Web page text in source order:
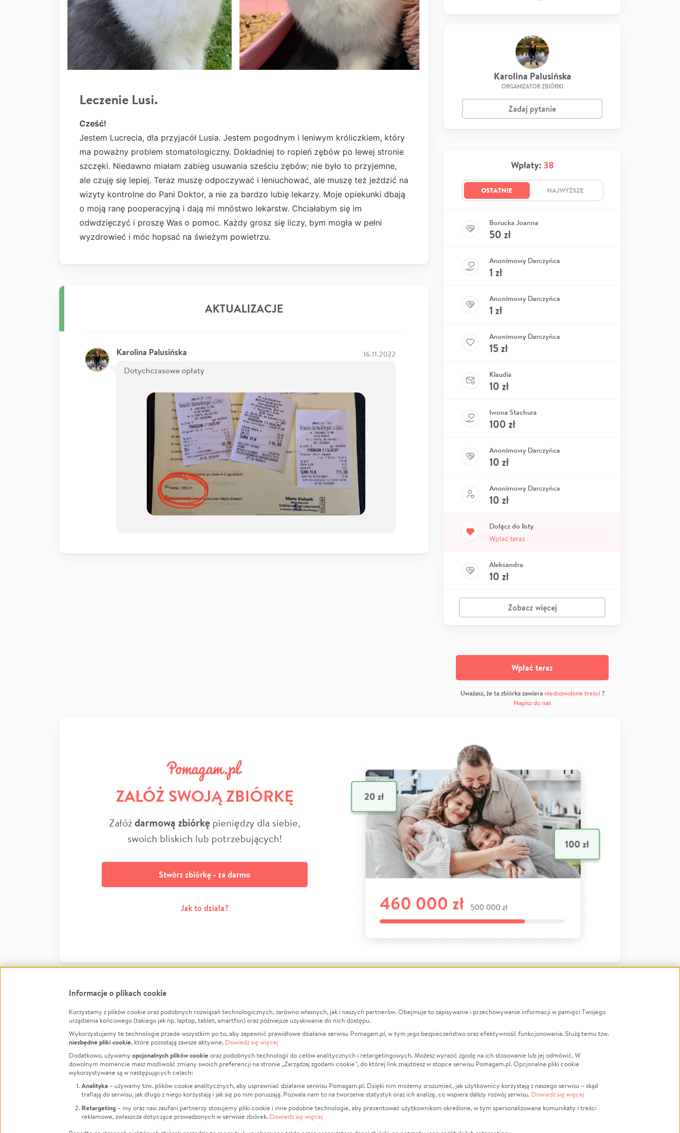
Leczenie Lusi.
Cześć!
Jestem Lucrecia, dla przyjacół Lusia. Jestem pogodnym i leniwym króliczkiem, który
ma poważny problem stomatologiczny. Dokładniej to ropień zębów po lewej stronie
szczęki. Niedawno miałam zabieg usuwania sześciu zębów; nie było to przyjemne,
ale czuję się lepiej. Teraz muszę odpoczywać i leniuchować, ale muszę też jeździć na
wizyty kontrolne do Pani Doktor, a nie za bardzo lubię lekarzy. Moje opiekunki dbają
o moją ranę pooperacyjną i dają mi mnóstwo lekarstw. Chciałabym się im
odwdzięczyć i proszę Was o pomoc. Każdy grosz się liczy, bym mogła w pełni
wyzdrowieć i móc hopsać na świeżym powietrzu.
AKTUALIZACJE
Karolina Palusińska 16.11.2022
Dotychczasowe opłaty
Karolina Palusińska
ORGANIZATOR ZBIÓRKI
Zadaj pytanie
Wpłaty: 38
OSTATNIE NAJWYŻSZE
Borucka Joanna
50 zł
Anonimowy Darczyńca
1 zł
Anonimowy Darczyńca
1 zł
Anonimowy Darczyńca
15zł
Klaudia
10 zł
Iwona Stachura
100 zł
Anonimowy Darczyńca
10 zł
Anonimowy Darczyńca
10 zł
Dołącz do listy
Wpłać teraz
Aleksandra
10 zł
Zobacz więcej
Wpłać teraz
Uważasz, że ta zbiórka zawiera niedozwolone treści?
Napisz do nas
ZAŁÓŻ SWOJĄ ZBIÓRKĘ
Załóżdarmową zbiórkępieniędzy dla siebie,
swoich bliskich lub potrzebujących!
Stwórz zbiórkę - za darmo
Jak to działa?
FacebookTwitter Instagram
LinkedInTikTok Youtube
Informacje
Jak to działa?
Regulamin
Polityka Prywatności
Kontakt
Porównanie serwisów
Polityka plików cookie
Zarządzaj zgodami cookie
O nas
Opinie
Raporty
Za darmo
Dla NGO
Fundacja Pomagam.pl
Zbieraj na
Leczenie
Zwierzęta
Pożar
Sport
Pomoc Finansowa
Pogrzeb
LGBTQ+
Powódź
Wichura
Religia
Edukacja
Informacje o plikach cookie
Korzystamy z plików cookie oraz podobnych rozwiązań technologicznych, zarówno własnych, jak i naszych partnerów. Obejmuje to zapisywanie i przechowywanie informacji w pamięci Twojego
urządzenia końcowego (takiego jak np. laptop, tablet, smartfon) oraz późniejsze uzyskiwanie do nich dostępu.
Wykorzystujemy te technologie przede wszystkim po to, aby zapewnić prawidłowe działanie serwisu Pomagam.pl, w tym jego bezpieczeństwo oraz efektywność funkcjonowania. Służą temu tzw.
niezbędne pliki cookie, które pozostają zawsze aktywne. Dowiedz się więcej
Dodatkowo, używamy opcjonalnych plików cookieoraz podobnych technologii do celów analitycznych i retargetingowych. Możesz wyrazić zgodę na ich stosowanie lub jej odmówić. W
dowolnym momencie masz możliwość zmiany swoich preferencji na stronie „Zarządzaj zgodami cookie”, do której link znajdziesz w stopce serwisu Pomagam.pl. Opcjonalne pliki cookie
wykorzystywane są w następujących celach:
Analityka – używamy tzw. plików cookie analitycznych, aby usprawniać działanie serwisu Pomagam.pl. Dzięki nim możemy zrozumieć, jak użytkownicy korzystają z naszego serwisu – skąd
trafiają do serwisu, jak długo z niego korzystają i jak się po nim poruszają. Pozwala nam to na tworzenie statystyk oraz ich analizę, co wspiera dalszy rozwój serwisu. Dowiedz się więcej
Retargeting – my oraz nasi zaufani partnerzy stosujemy pliki cookie i inne podobne technologie, aby prezentować użytkownikom określone, w tym spersonalizowane komunikaty i treści
reklamowe, zwłaszcza dotyczące prowadzonych w serwisie zbiórek. Dowiedz się więcej